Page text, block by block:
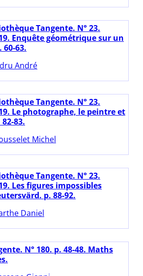
Tangente. N° 23.
Enquête géométrique sur un
63.
André
Tangente. N° 23.
Le photographe, le peintre et
83.
Michel
Tangente. N° 23.
Les figures impossibles
p. 88-92.
Daniel
N° 180. p. 48-48. Maths